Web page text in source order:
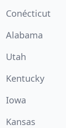
Conécticut
Alabama
Utah
Kentucky
Iowa
Kansas